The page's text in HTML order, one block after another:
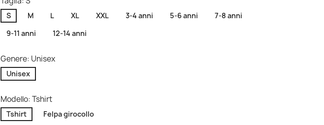
S M L XL XXL 3-4 anni 5-6 anni
7-8 anni
9-11 anni
12-14 anni
Genere: Unisex
Unisex
Modello: Tshirt
Tshirt Felpa girocollo